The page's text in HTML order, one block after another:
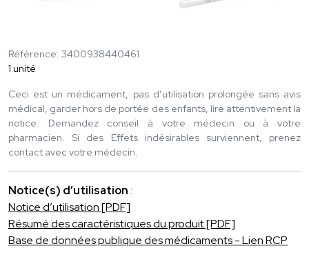
Référence: 3400938440461
1 unité
Ceci est un médicament, pas d’utilisation prolongée sans avis
médical, garder hors de portée des enfants, lire attentivement la
notice. Demandez conseil à votre médecin ou à votre
pharmacien. Si des Effets indésirables surviennent, prenez
contact avec votre médecin.
Notice(s) d’utilisation :
Notice d’utilisation [PDF]
Résumé des caractéristiques du produit [PDF]
Base de données publique des médicaments - Lien RCP